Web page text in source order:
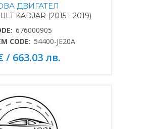
ДВИГАТЕЛ
KADJAR (2015 - 2019)
676000905
CODE: 54400-JE20A
/ 663.03 лв.